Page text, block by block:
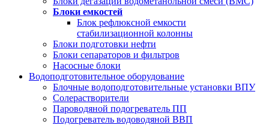
Блоки емкостей
Блок рефлюксной емкости
стабилизационной колонны
Блоки подготовки нефти
Блоки сепараторов и фильтров
Насосные блоки
Водоподготовительное оборудование
Блочные водоподготовительные установки ВПУ
Солерастворители
Пароводяной подогреватель ПП
Подогреватель водоводяной ВВП